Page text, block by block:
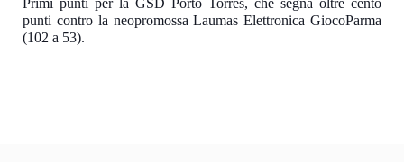
punti contro la neopromossa Laumas Elettronica GiocoParma
(102 a 53).